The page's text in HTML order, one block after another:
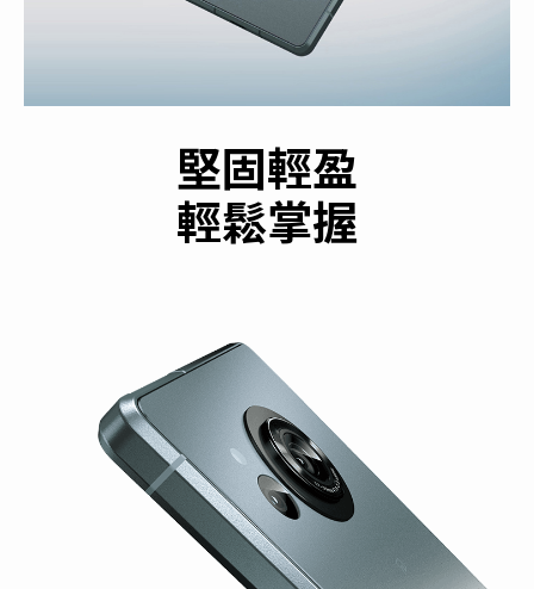
堅固輕盈
輕鬆掌握